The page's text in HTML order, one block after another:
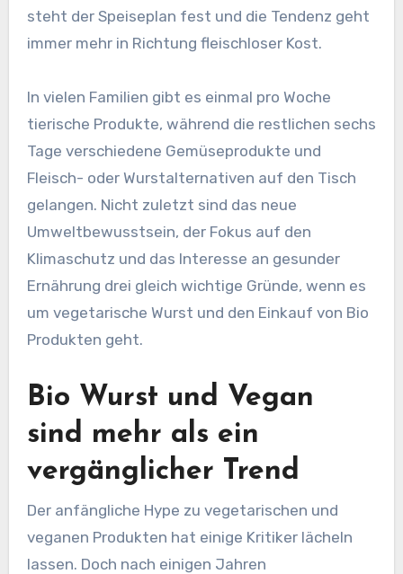
steht der Speiseplan fest und die Tendenz geht
immer mehr in Richtung fleischloser Kost.
In vielen Familien gibt es einmal pro Woche
tierische Produkte, während die restlichen sechs
Tage verschiedene Gemüseprodukte und
Fleisch- oder Wurstalternativen auf den Tisch
gelangen. Nicht zuletzt sind das neue
Umweltbewusstsein, der Fokus auf den
Klimaschutz und das Interesse an gesunder
Ernährung drei gleich wichtige Gründe, wenn es
um vegetarische Wurst und den Einkauf von Bio
Produkten geht.
Bio Wurst und Vegan
sind mehr als ein
vergänglicher Trend
Der anfängliche Hype zu vegetarischen und
veganen Produkten hat einige Kritiker lächeln
lassen. Doch nach einigen Jahren